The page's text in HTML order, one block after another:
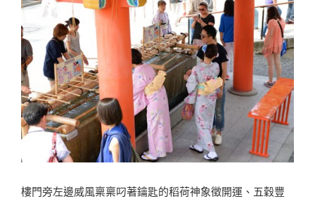
樓門旁左邊威風稟稟叼著鑰匙的稻荷神象徵開運、五穀豐